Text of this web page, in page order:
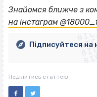
Знайомся ближче з
на інстаграм
Підписуйтеся на
Поділитись статтею